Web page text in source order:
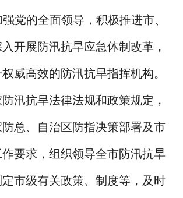
党的全面领导，积极推进市、
开展防汛抗旱应急体制改革，
威高效的防汛抗旱指挥机构。
汛抗旱法律法规和政策规定，
总、自治区防指决策部署及市
要求，组织领导全市防汛抗旱
市级有关政策、制度等，及时